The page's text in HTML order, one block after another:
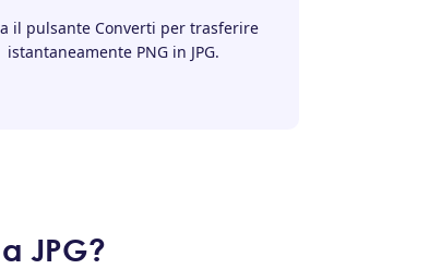
il pulsante Converti per trasferire
istantaneamente PNG in JPG.
JPG?